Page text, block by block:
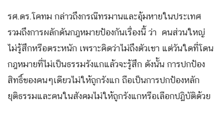
รศ.ดร.โคทม กล่าวถึงกรณีทรมานและอุ้มหายในประเทศ
รวมถึงการผลักดันกฎหมายป้องกันเรื่องนี้ ว่า คนส่วนใหญ่
ไม่รู้สึกหรือตระหนัก เพราะคิดว่าไม่ถึงตัวเขา แต่วันใดที่โดน
กฎหมายที่ไม่เป็นธรรมรังแกแล้วจะรู้สึก ดังนั้น การปกป้อง
สิทธิ์ของคนๆเดียวไม่ให้ถูกรังแก ถือเป็นการปกป้องหลัก
ยุติธรรมและคนในสังคมไม่ให้ถูกรังแกหรือเลือกปฏิบัติด้วย